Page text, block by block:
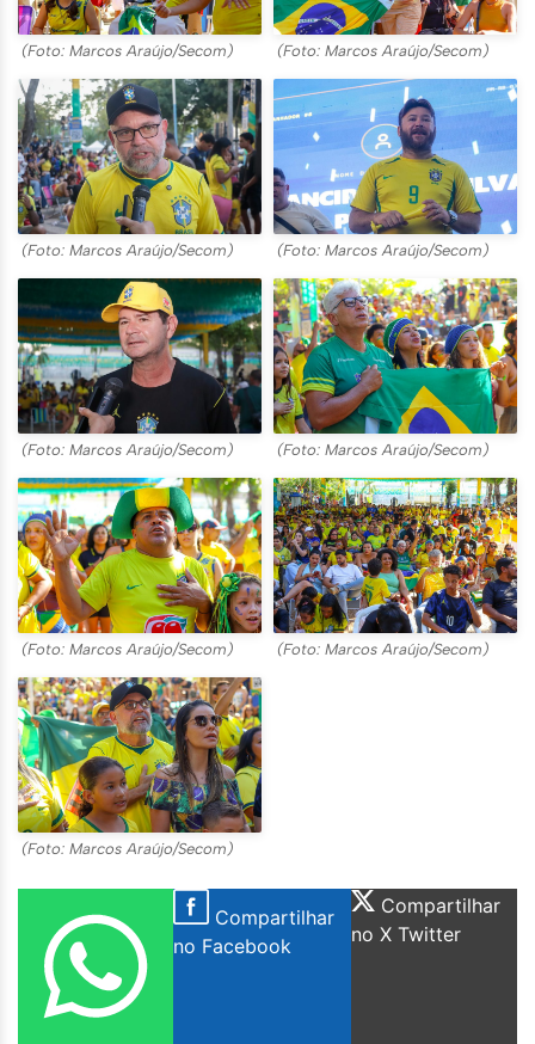
(Foto: Marcos Araújo/Secom) (Foto: Marcos Araújo/Secom)
(Foto: Marcos Araújo/Secom) (Foto: Marcos Araújo/Secom)
(Foto: Marcos Araújo/Secom) (Foto: Marcos Araújo/Secom)
(Foto: Marcos Araújo/Secom) (Foto: Marcos Araújo/Secom)
(Foto: Marcos Araújo/Secom)
Compartilhar
no Facebook
Compartilhar
no X Twitter